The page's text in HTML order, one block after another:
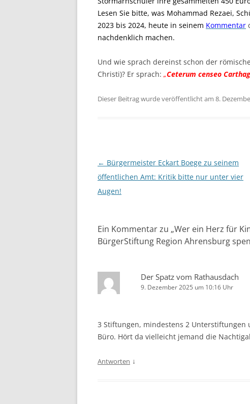
Lesen Sie bitte, was Mohammad Rezaei,
2023 bis 2024, heute in seinem Kommentar
nachdenklich machen.
Und wie sprach dereinst schon der
Christi)? Er sprach: „Ceterum censeo
Dieser Beitrag wurde veröffentlicht am 8.
Beitragsnavigation
← Bürgermeister Eckart Boege zu seinem
öffentlichen Amt: Kritik bitte nur unter vier
Augen!
Ein Kommentar zu „Wer ein Herz für
BürgerStiftung Region Ahrensburg
Der Spatz vom Rathausdach
9. Dezember 2025 um 10:16 Uhr
3 Stiftungen, mindestens 2
Büro. Hört da vielleicht jemand die
Antworten ↓